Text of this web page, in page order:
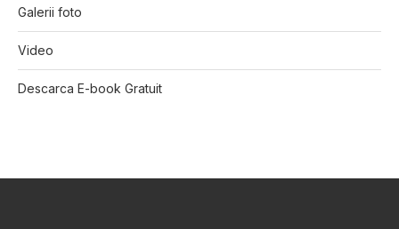
Galerii foto
Video
Descarca E-book Gratuit